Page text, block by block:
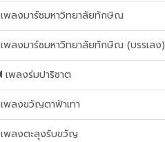
เพลงมาร์ชมหาวิทยาลัยทักษิณ
เพลงมาร์ชมหาวิทยาลัยทักษิณ (บรรเลง)
เพลงร่มปาริชาต
เพลงขวัญตาฟ้าเทา
เพลงตะลุงรับขวัญ